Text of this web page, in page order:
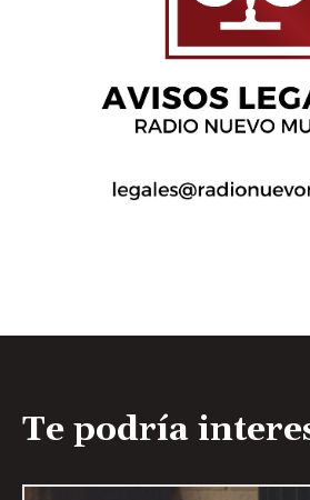
Te podría